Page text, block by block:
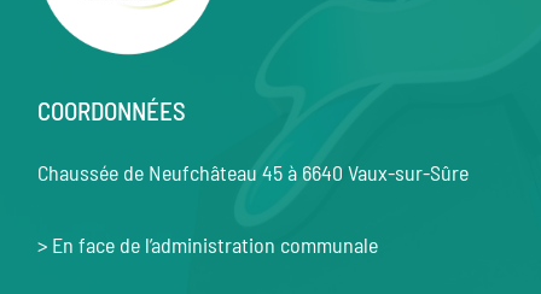
COORDONNÉES
Chaussée de Neufchâteau 45 à 6640 Vaux-sur-Sûre
> En face de l’administration communale